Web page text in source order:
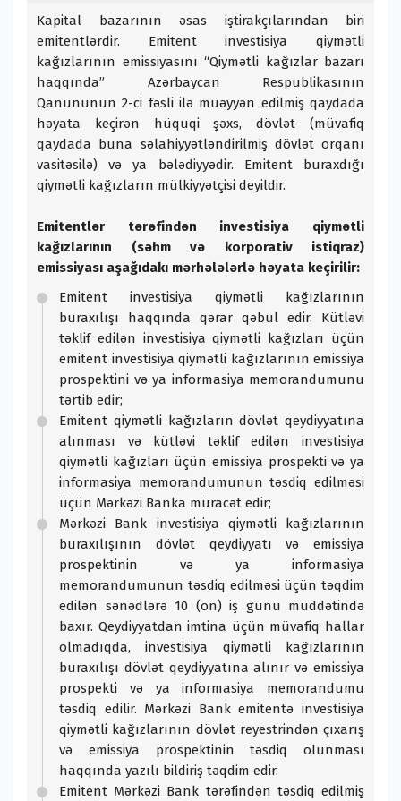
Kapital bazarının əsas iştirakçılarından biri
emitentlərdir. Emitent investisiya qiymətli
kağızlarının emissiyasını “Qiymətli kağızlar bazarı
haqqında” Azərbaycan Respublikasının
Qanununun 2-ci fəsli ilə müəyyən edilmiş qaydada
həyata keçirən hüquqi şəxs, dövlət (müvafiq
qaydada buna səlahiyyətləndirilmiş dövlət orqanı
vasitəsilə) və ya bələdiyyədir. Emitent buraxdığı
qiymətli kağızların mülkiyyətçisi deyildir.
Emitentlər tərəfindən investisiya qiymətli
kağızlarının (səhm və korporativ istiqraz)
emissiyası aşağıdakı mərhələlərlə həyata keçirilir:
Emitent investisiya qiymətli kağızlarının
buraxılışı haqqında qərar qəbul edir. Kütləvi
təklif edilən investisiya qiymətli kağızları üçün
emitent investisiya qiymətli kağızlarının emissiya
prospektini və ya informasiya memorandumunu
tərtib edir;
Emitent qiymətli kağızların dövlət qeydiyyatına
alınması və kütləvi təklif edilən investisiya
qiymətli kağızları üçün emissiya prospekti və ya
informasiya memorandumunun təsdiq edilməsi
üçün Mərkəzi Banka müracət edir;
Mərkəzi Bank investisiya qiymətli kağızlarının
buraxılışının dövlət qeydiyyatı və emissiya
prospektinin və ya informasiya
memorandumunun təsdiq edilməsi üçün təqdim
edilən sənədlərə 10 (on) iş günü müddətində
baxır. Qeydiyyatdan imtina üçün müvafiq hallar
olmadıqda, investisiya qiymətli kağızlarının
buraxılışı dövlət qeydiyyatına alınır və emissiya
prospekti və ya informasiya memorandumu
təsdiq edilir. Mərkəzi Bank emitentə investisiya
qiymətli kağızlarının dövlət reyestrindən çıxarış
və emissiya prospektinin təsdiq olunması
haqqında yazılı bildiriş təqdim edir.
Emitent Mərkəzi Bank tərəfindən təsdiq edilmiş